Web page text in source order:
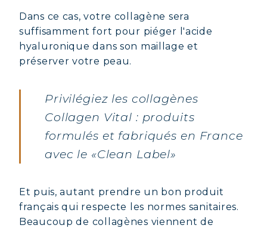
Dans ce cas, votre collagène sera
suffisamment fort pour piéger l'acide
hyaluronique dans son maillage et
préserver votre peau.
Privilégiez les collagènes
Collagen Vital : produits
formulés et fabriqués en France
avec le «Clean Label»
Et puis, autant prendre un bon produit
français qui respecte les normes sanitaires.
Beaucoup de collagènes viennent de